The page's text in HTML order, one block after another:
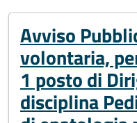
Avviso
volontaria,
1 posto di
disciplina